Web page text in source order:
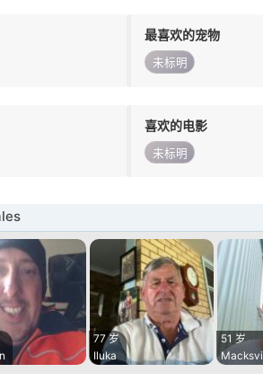
最喜欢的宠物
未标明
喜欢的电影
未标明
77 岁
Iluka
51 岁